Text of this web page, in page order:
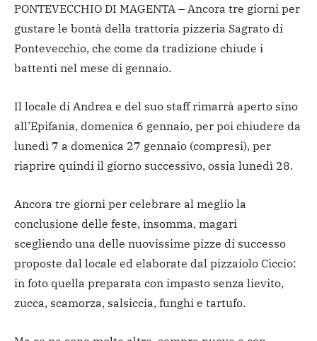
PONTEVECCHIO DI MAGENTA – Ancora tre giorni per
gustare le bontà della trattoria pizzeria Sagrato di
Pontevecchio, che come da tradizione chiude i
battenti nel mese di gennaio.
Il locale di Andrea e del suo staff rimarrà aperto sino
all’Epifania, domenica 6 gennaio, per poi chiudere da
lunedì 7 a domenica 27 gennaio (compresi), per
riaprire quindi il giorno successivo, ossia lunedì 28.
Ancora tre giorni per celebrare al meglio la
conclusione delle feste, insomma, magari
scegliendo una delle nuovissime pizze di successo
proposte dal locale ed elaborate dal pizzaiolo Ciccio:
in foto quella preparata con impasto senza lievito,
zucca, scamorza, salsiccia, funghi e tartufo.